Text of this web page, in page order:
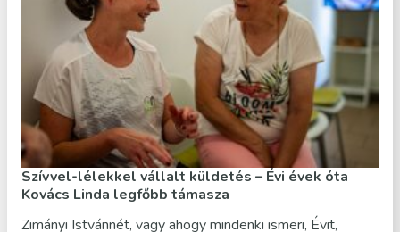
Szívvel-lélekkel vállalt küldetés – Évi évek óta
Kovács Linda legfőbb támasza
Zimányi Istvánnét, vagy ahogy mindenki ismeri, Évit,